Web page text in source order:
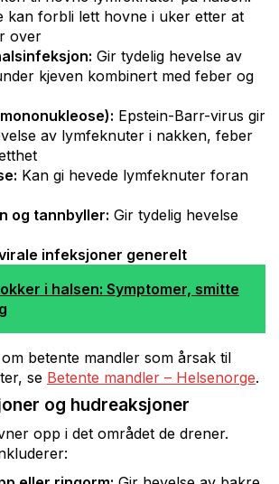
kan forbli lett hovne i uker etter at
over
Gir tydelig hevelse av
kjeven kombinert med feber og
Epstein-Barr-virus gir
av lymfeknuter i nakken, feber
Kan gi hevede lymfeknuter foran
og tannbyller: Gir tydelig hevelse
infeksjoner generelt
i halsen: Symptomer, smitte
betente mandler som årsak til
se Betente mandler – Helsenorge.
og hudreaksjoner
opp i det området de drener.